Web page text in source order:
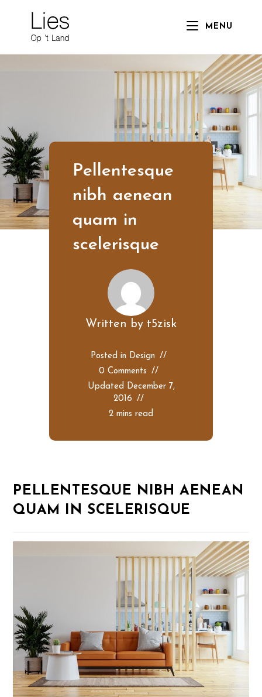
MENU
Pellentesque
nibh aenean
quam in
scelerisque
Written by t5zisk
Posted in Design
0 Comments
Updated
December 7,
2016
2 mins read
PELLENTESQUE NIBH AENEAN
QUAM IN SCELERISQUE